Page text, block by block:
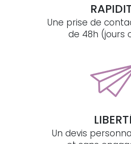
Une prise de
de 48h (jours
Un devis